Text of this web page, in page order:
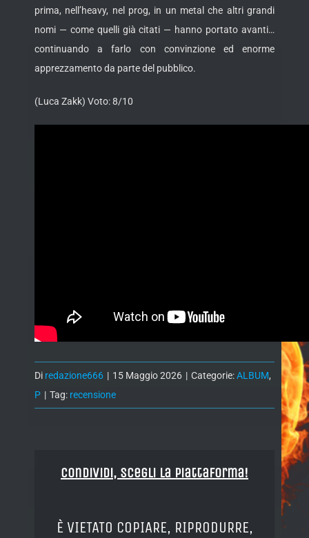
prima, nell’heavy, nel prog, in un metal che altri grandi
nomi — come quelli già citati — hanno portato avanti…
continuando a farlo con convinzione ed enorme
apprezzamento da parte del pubblico.
(Luca Zakk) Voto: 8/10
Di redazione666 | 15 Maggio 2026 | Categorie:ALBUM,
P | Tag: recensione
Condividi, Scegli la piattaforma!
È VIETATO COPIARE, RIPRODURRE,